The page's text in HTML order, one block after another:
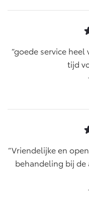
goede service
tijd
Vriendelijke en
behandeling bij de